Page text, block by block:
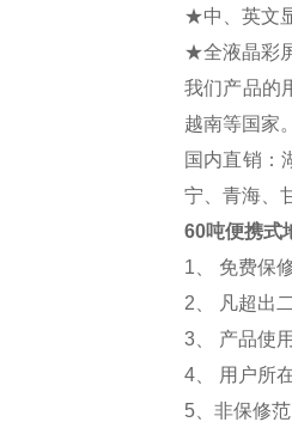
★中、英文
★全液晶彩
我们产品的
越南等国家
国内直销：
宁、青海、
60吨便携式
1 、 免费保
2、 凡超出
3、 产品使
4、 用户所
5、非保修